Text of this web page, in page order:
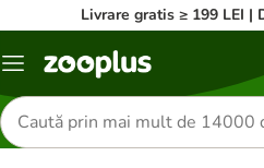
Livrare gratis ≥ 199 LEI |
Categorii
Căutare
produse